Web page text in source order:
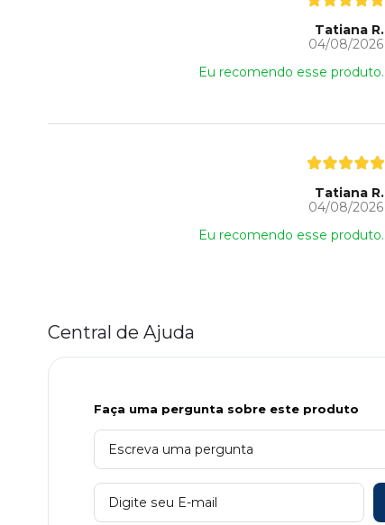
Tatiana R.
04/08/2026
Eu recomendo esse produto.
Tatiana R.
04/08/2026
Eu recomendo esse produto.
Central de Ajuda
Faça uma pergunta sobre este produto